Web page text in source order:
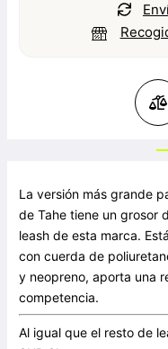
La versión más grande
de Tahe tiene un grosor
leash de esta marca.
con cuerda de
y neopreno, aporta una
competencia.
Al igual que el resto de